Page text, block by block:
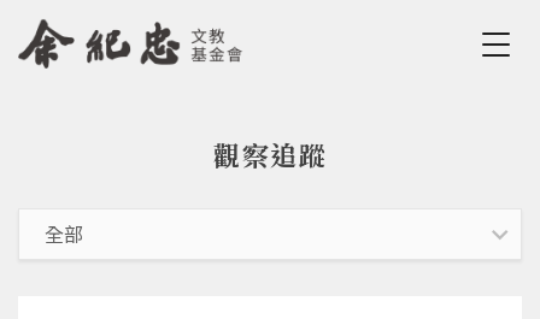
Jump to Navigation
Jump to Main content
觀察追蹤